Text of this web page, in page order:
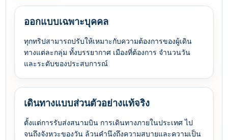
ออกแบบเฉพาะบุคคล
ทุกทริปสามารถปรับให้เหมาะกับความต้องการของผู้เดิน
ทางแต่ละกลุ่ม ทั้งบรรยากาศ เมืองที่ต้องการ จำนวนวัน
และระดับของประสบการณ์
เดินทางแบบส่วนตัวอย่างแท้จริง
ตั้งแต่การรับส่งสนามบิน การเดินทางภายในประเทศ ไป
จนถึงจังหวะของวัน ล้วนคำนึงถึงความสบายและความเป็น